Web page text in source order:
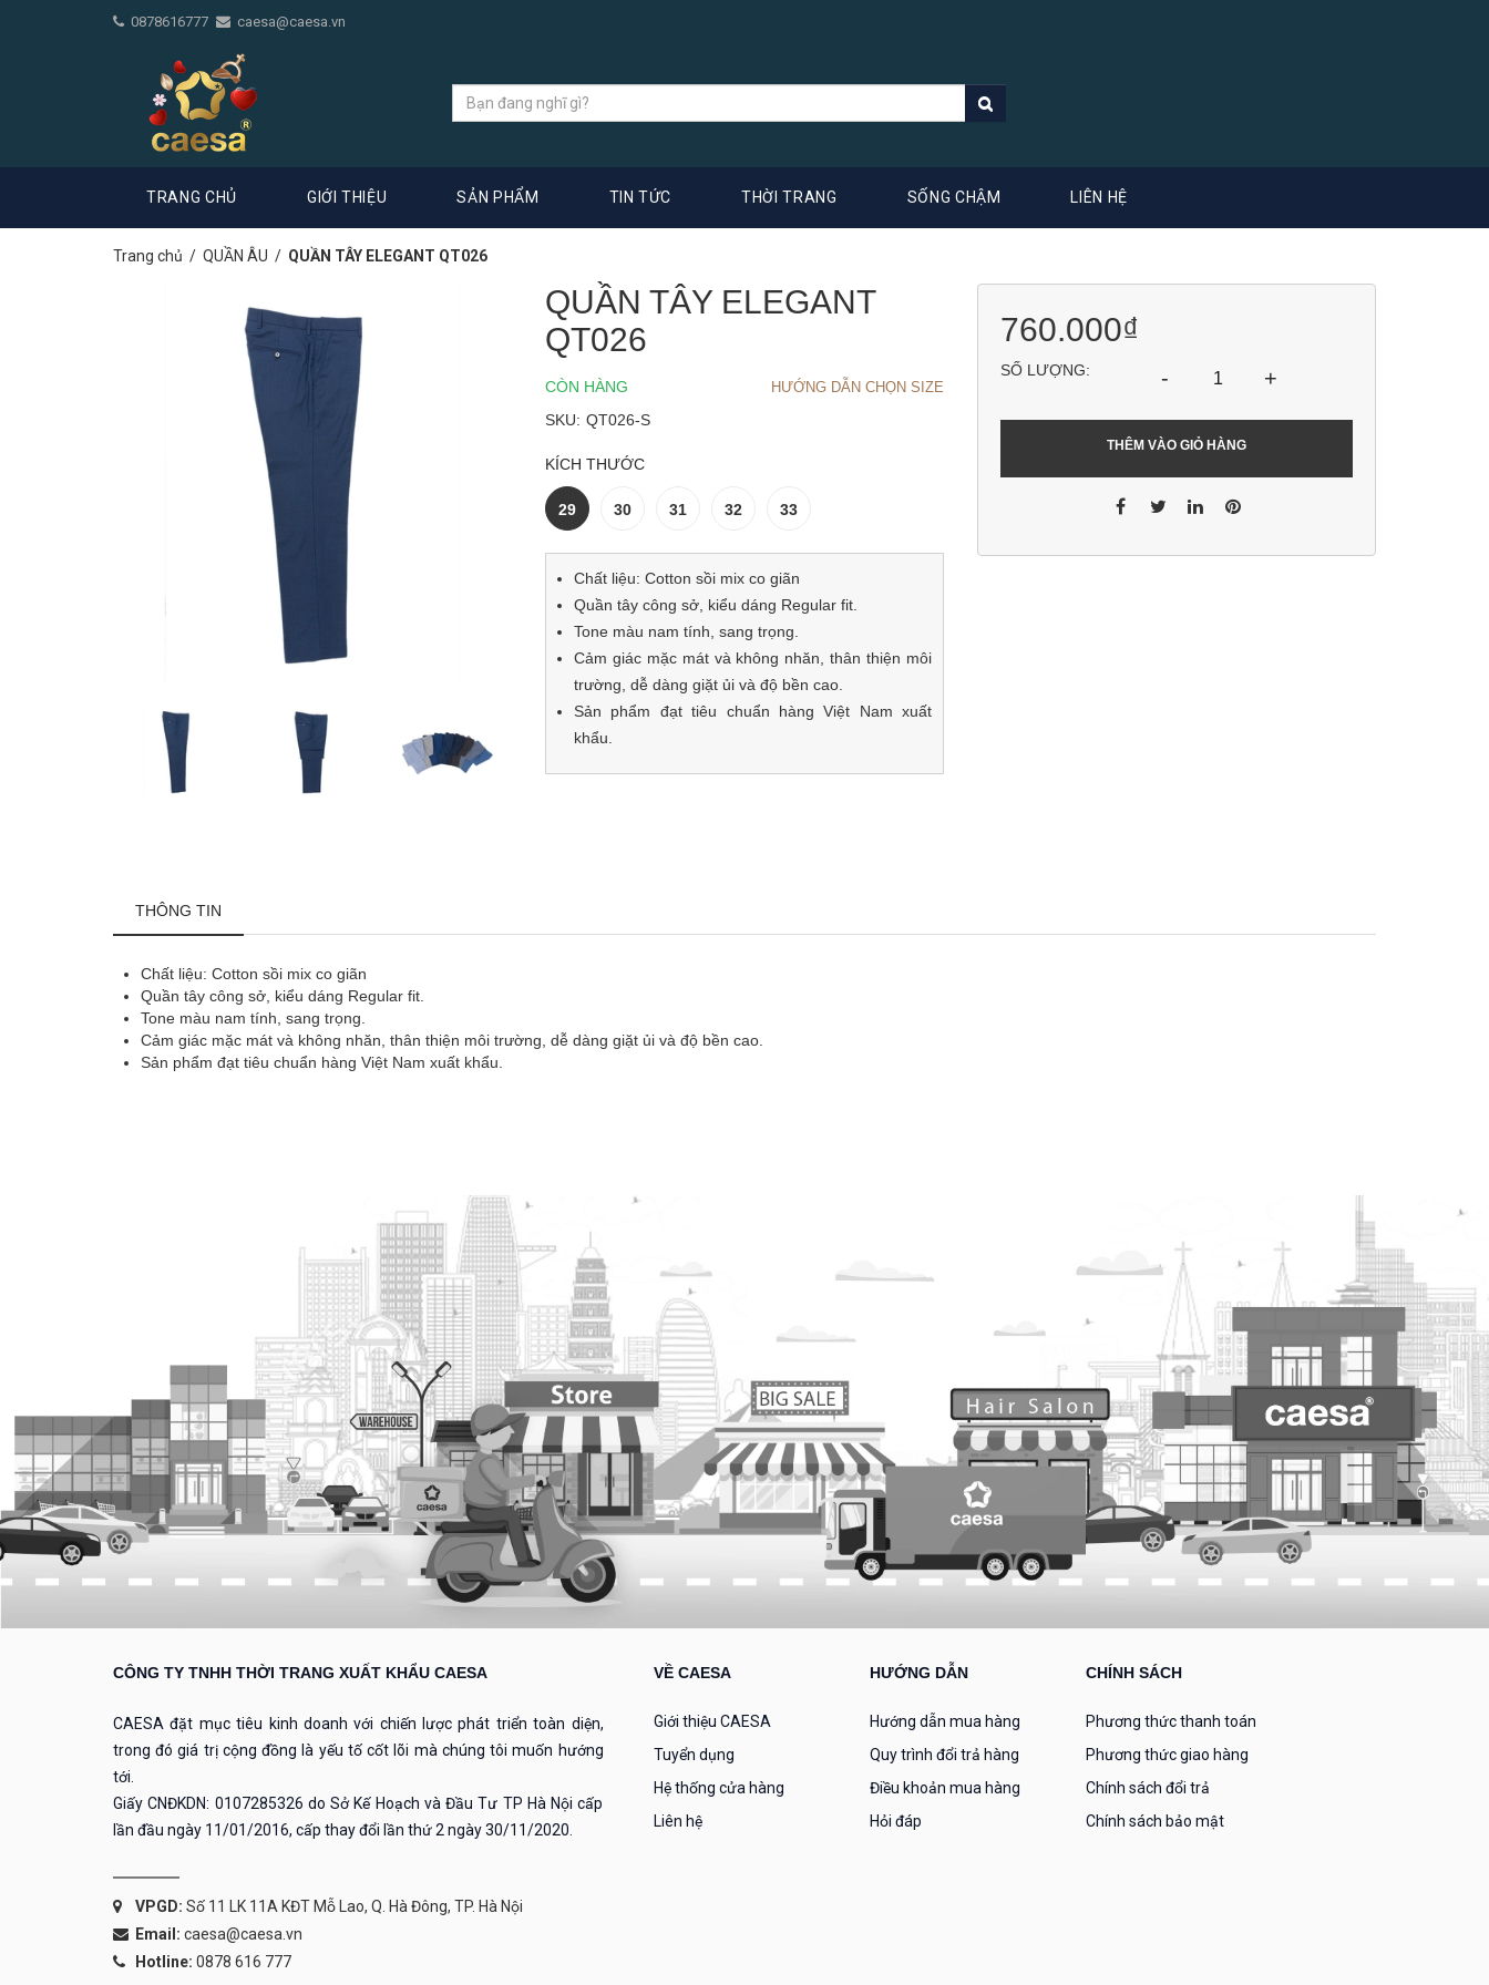
0878616777 caesa@caesa.vn
TRANG CHỦ GIỚI THIỆU SẢN PHẨM TIN TỨC THỜI TRANG SỐNG CHẬM LIÊN HỆ
Trang chủ / QUẦN ÂU / QUẦN TÂY ELEGANT QT026
QUẦN TÂY ELEGANT
QT026
CÒN HÀNG HƯỚNG DẪN CHỌN SIZE
SKU: QT026-S
KÍCH THƯỚC
29 30 31 32 33
Chất liệu: Cotton sồi mix co giãn
Quần tây công sở, kiểu dáng Regular fit.
Tone màu nam tính, sang trọng.
Cảm giác mặc mát và không nhăn, thân thiện môi
trường, dễ dàng giặt ủi và độ bền cao.
Sản phẩm đạt tiêu chuẩn hàng Việt Nam xuất
khẩu.
760.000₫
SỐ LƯỢNG: - +
THÊM VÀO GIỎ HÀNG
THÔNG TIN
Chất liệu: Cotton sồi mix co giãn
Quần tây công sở, kiểu dáng Regular fit.
Tone màu nam tính, sang trọng.
Cảm giác mặc mát và không nhăn, thân thiện môi trường, dễ dàng giặt ủi và độ bền cao.
Sản phẩm đạt tiêu chuẩn hàng Việt Nam xuất khẩu.
CÔNG TY TNHH THỜI TRANG XUẤT KHẨU CAESA
CAESA đặt mục tiêu kinh doanh với chiến lược phát triển toàn diện,
trong đó giá trị cộng đồng là yếu tố cốt lõi mà chúng tôi muốn hướng
tới.
Giấy CNĐKDN: 0107285326 do Sở Kế Hoạch và Đầu Tư TP Hà Nội cấp
lần đầu ngày 11/01/2016, cấp thay đổi lần thứ 2 ngày 30/11/2020.
VPGD: Số 11 LK 11A KĐT Mỗ Lao, Q. Hà Đông, TP. Hà Nội
Email: caesa@caesa.vn
Hotline: 0878 616 777
VỀ CAESA
Giới thiệu CAESA
Tuyển dụng
Hệ thống cửa hàng
Liên hệ
HƯỚNG DẪN
Hướng dẫn mua hàng
Quy trình đổi trả hàng
Điều khoản mua hàng
Hỏi đáp
CHÍNH SÁCH
Phương thức thanh toán
Phương thức giao hàng
Chính sách đổi trả
Chính sách bảo mật